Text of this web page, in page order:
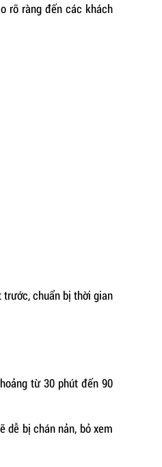
rõ ràng đến các khách
chuẩn bị thời gian
từ 30 phút đến 90
dễ bị chán nản, bỏ xem